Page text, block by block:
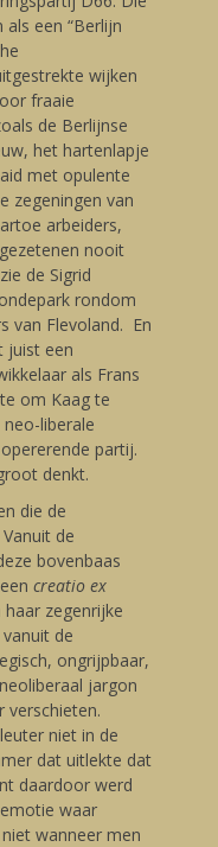
een “Berlijn
wijken
fraaie
de Berlijnse
het hartenlapje
met opulente
zegeningen van
arbeiders,
nooit
de Sigrid
rondom
van Flevoland. En
juist een
als Frans
om Kaag te
liberale
partij.
denkt.
die de
de
bovenbaas
creatio ex
zegenrijke
de
ongrijpbaar,
jargon
verschieten.
niet in de
dat uitlekte dat
daardoor werd
waar
wanneer men